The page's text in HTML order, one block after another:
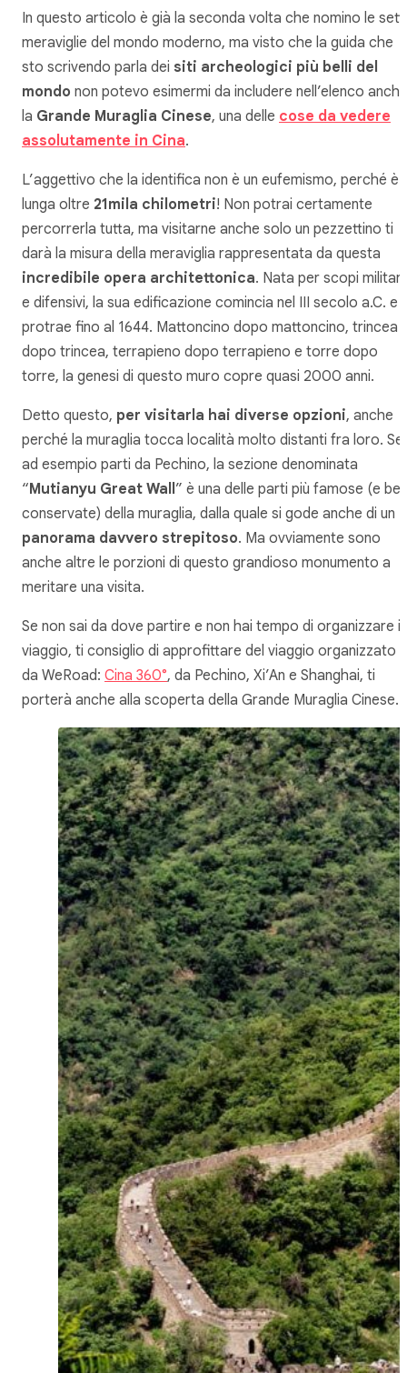
In questo articolo è già la seconda volta che nomino le
meraviglie del mondo moderno, ma visto che la guida che
sto scrivendo parla dei siti archeologici più belli del
mondo non potevo esimermi da includere nell’elenco anche
la Grande Muraglia Cinese, una delle cose da vedere
assolutamente in Cina.
L’aggettivo che la identifica non è un eufemismo, perché è
lunga oltre 21mila chilometri! Non potrai certamente
percorrerla tutta, ma visitarne anche solo un pezzettino ti
darà la misura della meraviglia rappresentata da questa
incredibile opera architettonica. Nata per scopi militari
e difensivi, la sua edificazione comincia nel III secolo a.C. e
protrae fino al 1644. Mattoncino dopo mattoncino, trincea
dopo trincea, terrapieno dopo terrapieno e torre dopo
torre, la genesi di questo muro copre quasi 2000 anni.
Detto questo, per visitarla hai diverse opzioni, anche
perché la muraglia tocca località molto distanti fra loro. Se
ad esempio parti da Pechino, la sezione denominata
“Mutianyu Great Wall” è una delle parti più famose (e ben
conservate) della muraglia, dalla quale si gode anche di un
panorama davvero strepitoso. Ma ovviamente sono
anche altre le porzioni di questo grandioso monumento a
meritare una visita.
Se non sai da dove partire e non hai tempo di organizzare il
viaggio, ti consiglio di approfittare del viaggio organizzato
da WeRoad: Cina 360°, da Pechino, Xi’An e Shanghai, ti
porterà anche alla scoperta della Grande Muraglia Cinese.